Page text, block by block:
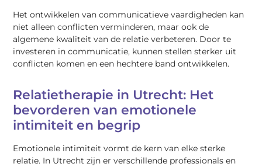
Het ontwikkelen van communicatieve vaardigheden kan
niet alleen conflicten verminderen, maar ook de
algemene kwaliteit van de relatie verbeteren. Door te
investeren in communicatie, kunnen stellen sterker uit
conflicten komen en een hechtere band ontwikkelen.
Relatietherapie in Utrecht: Het
bevorderen van emotionele
intimiteit en begrip
Emotionele intimiteit vormt de kern van elke sterke
relatie. In Utrecht zijn er verschillende professionals en